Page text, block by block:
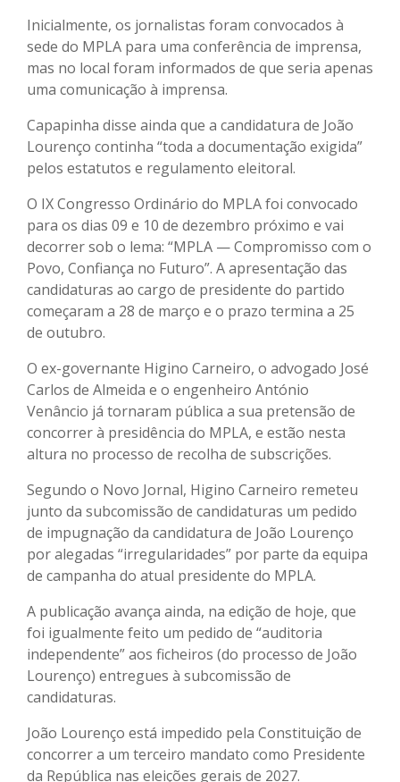
Inicialmente, os jornalistas foram convocados à
sede do MPLA para uma conferência de imprensa,
mas no local foram informados de que seria apenas
uma comunicação à imprensa.
Capapinha disse ainda que a candidatura de João
Lourenço continha “toda a documentação exigida”
pelos estatutos e regulamento eleitoral.
O IX Congresso Ordinário do MPLA foi convocado
para os dias 09 e 10 de dezembro próximo e vai
decorrer sob o lema: “MPLA — Compromisso com o
Povo, Confiança no Futuro”. A apresentação das
candidaturas ao cargo de presidente do partido
começaram a 28 de março e o prazo termina a 25
de outubro.
O ex-governante Higino Carneiro, o advogado José
Carlos de Almeida e o engenheiro António
Venâncio já tornaram pública a sua pretensão de
concorrer à presidência do MPLA, e estão nesta
altura no processo de recolha de subscrições.
Segundo o Novo Jornal, Higino Carneiro remeteu
junto da subcomissão de candidaturas um pedido
de impugnação da candidatura de João Lourenço
por alegadas “irregularidades” por parte da equipa
de campanha do atual presidente do MPLA.
A publicação avança ainda, na edição de hoje, que
foi igualmente feito um pedido de “auditoria
independente” aos ficheiros (do processo de João
Lourenço) entregues à subcomissão de
candidaturas.
João Lourenço está impedido pela Constituição de
concorrer a um terceiro mandato como Presidente
da República nas eleições gerais de 2027.